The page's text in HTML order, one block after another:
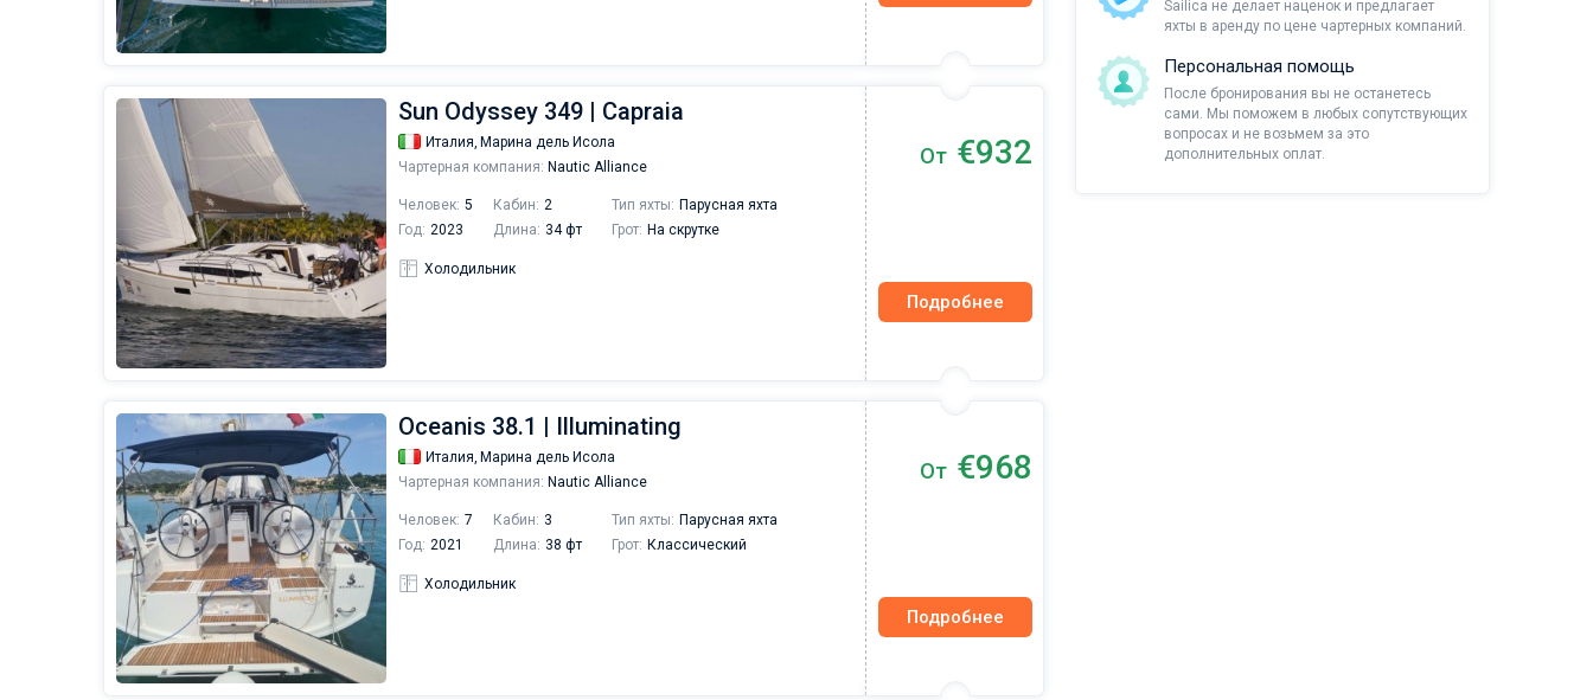
Sun Odyssey 349 | Capraia
Италия, Марина дель Исола
Чартерная компания: Nautic Alliance
Человек: 5 Кабин: 2 Тип яхты: Парусная яхта
Год: 2023 Длина: 34 фт Грот: На скрутке
Холодильник
От €932
Подробнее
Oceanis 38.1 | Illuminating
Италия, Марина дель Исола
Чартерная компания: Nautic Alliance
Человек: 7 Кабин: 3 Тип яхты: Парусная яхта
Год: 2021 Длина: 38 фт Грот: Классический
Холодильник
От €968
Подробнее
Sailica не делает наценок и предлагает
яхты в аренду по цене чартерных компаний.
Персональная помощь
После бронирования вы не останетесь
сами. Мы поможем в любых сопутствующих
вопросах и не возьмем за это
дополнительных оплат.